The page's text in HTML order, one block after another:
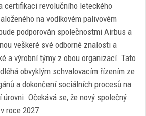
certifikaci revolučního leteckého
na vodíkovém palivovém
podporován společnostmi Airbus a
veškeré své odborné znalosti a
a výrobní týmy z obou organizací. Tato
obvyklým schvalovacím řízením ze
a dokončení sociálních procesů na
Očekává se, že nový společný
roce 2027.